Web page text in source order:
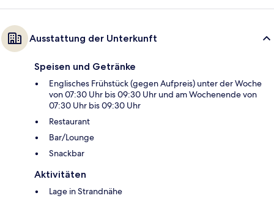
Ausstattung der Unterkunft
Speisen und Getränke
Englisches Frühstück (gegen Aufpreis) unter der Woche
von 07:30 Uhr bis 09:30 Uhr und am Wochenende von
07:30 Uhr bis 09:30 Uhr
Restaurant
Bar/Lounge
Snackbar
Aktivitäten
Lage in Strandnähe